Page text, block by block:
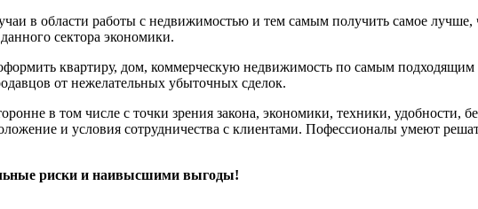
в области работы с недвижимостью и тем самым получить самое лучше,
сектора экономики.
квартиру, дом, коммерческую недвижимость по самым
от нежелательных убыточных сделок.
в том числе с точки зрения закона, экономики, техники, удобности,
и условия сотрудничества с клиентами. Пофессионалы умеют
риски и наивысшими выгоды!